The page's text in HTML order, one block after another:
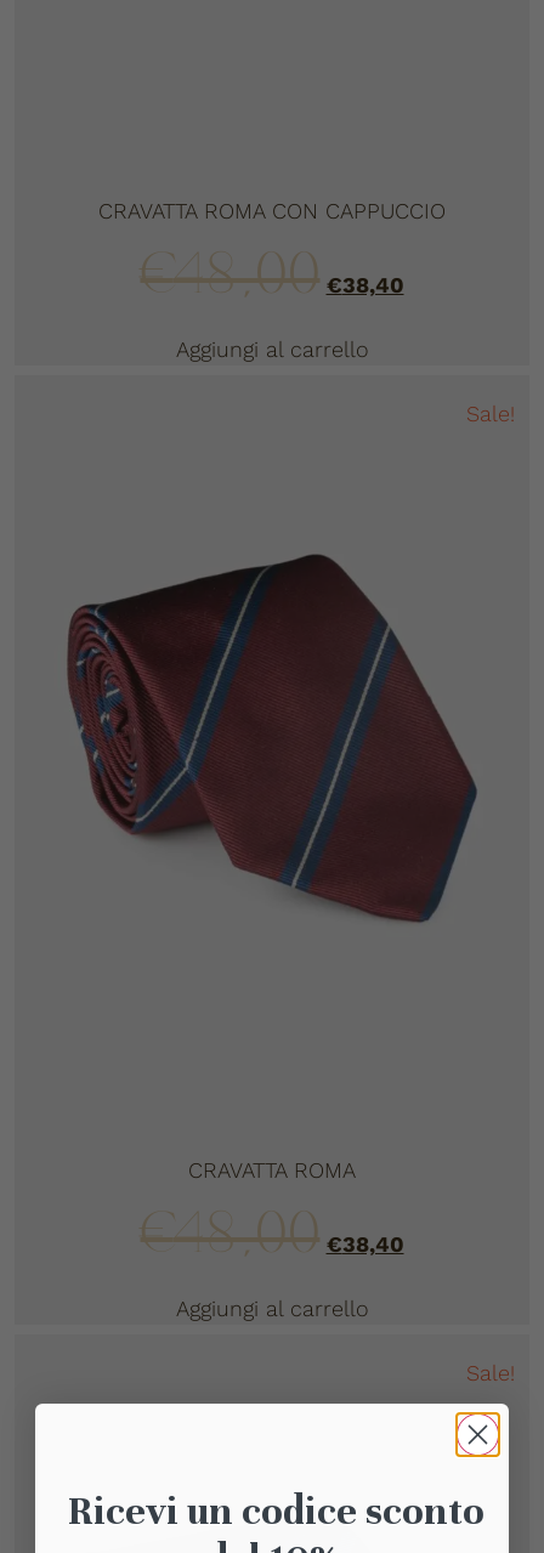
CRAVATTA ROMA CON CAPPUCCIO
€48,00 €38,40
Aggiungi al carrello
Sale!
CRAVATTA ROMA
€48,00 €38,40
Aggiungi al carrello
Sale!
Ricevi un codice sconto